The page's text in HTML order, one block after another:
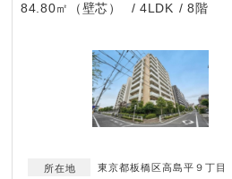
84.80㎡（壁芯） 4LDK 8階
東京都板橋区高島平９丁目